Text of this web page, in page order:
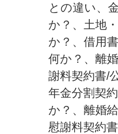
との違い、
か？、土地
か？、借用
何か？、離
謝料契約書/
年金分割契
か？、離婚
慰謝料契約